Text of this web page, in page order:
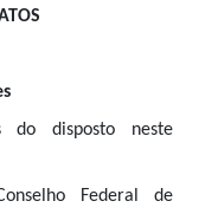
disposto neste
Federal de